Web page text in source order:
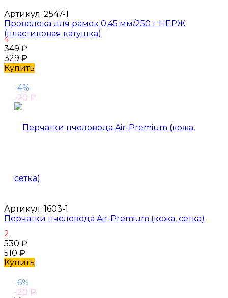
Артикул: 2547-1
Проволока для рамок 0,45 мм/250 г НЕРЖ
(пластиковая катушка)
4
349 ₽
329 ₽
Купить
-4%
-20 ₽
Артикул: 1603-1
Перчатки пчеловода Air-Premium (кожа, сетка)
2
530 ₽
510 ₽
Купить
-6%
-20 ₽